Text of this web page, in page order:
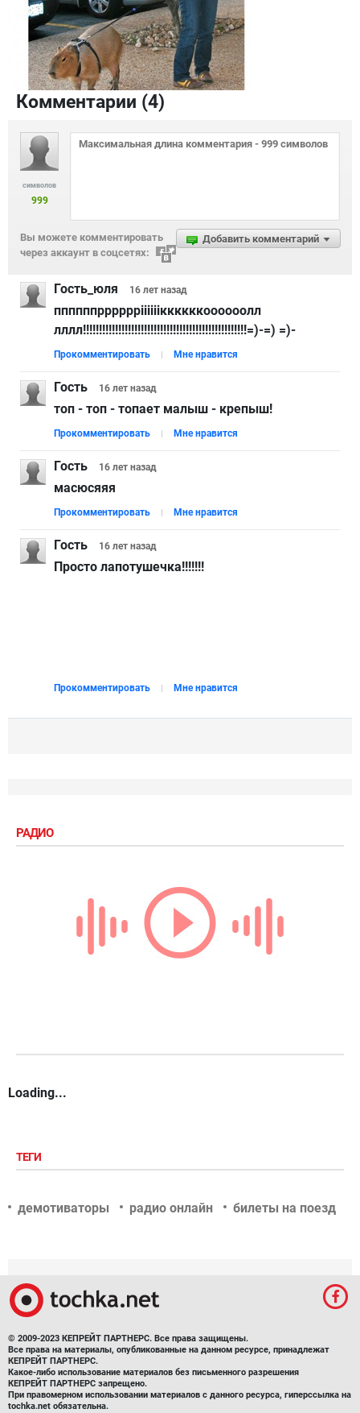
Комментарии (4)
символов
999
Добавить комментарий
Вы можете комментировать
через аккаунт в соцсетях:
Гость_юля 16 лет назад
ппппппррррррііііііккккккоооооолл
лллл!!!!!!!!!!!!!!!!!!!!!!!!!!!!!!!!!!!!!!!!!!!!!!!!!!!=)-=) =)-
Прокомментировать Мне нравится
Гость 16 лет назад
топ - топ - топает малыш - крепыш!
Прокомментировать Мне нравится
Гость 16 лет назад
масюсяяя
Прокомментировать Мне нравится
Гость 16 лет назад
Просто лапотушечка!!!!!!!
Прокомментировать Мне нравится
РАДИО
Loading...
ТЕГИ
демотиваторы радио онлайн билеты на поезд
© 2009-2023 КЕПРЕЙТ ПАРТНЕРС. Все права защищены.
Все права на материалы, опубликованные на данном ресурсе, принадлежат
КЕПРЕЙТ ПАРТНЕРС.
Какое-либо использование материалов без письменного разрешения
КЕПРЕЙТ ПАРТНЕРС запрещено.
При правомерном использовании материалов с данного ресурса, гиперссылка на
tochka.net обязательна.